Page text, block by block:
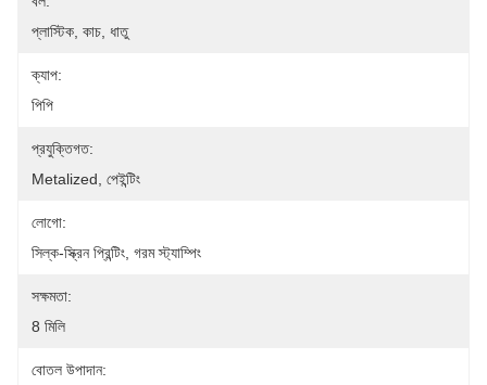
প্লাস্টিক, কাচ, ধাতু
ক্যাপ:
পিপি
প্রযুক্তিগত:
Metalized, পেইন্টিং
লোগো:
সিল্ক-স্ক্রিন প্রিন্টিং, গরম স্ট্যাম্পিং
সক্ষমতা:
8 মিলি
বোতল উপাদান: